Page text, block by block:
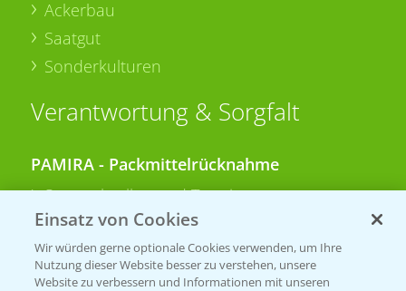
Ackerbau
Saatgut
Sonderkulturen
Verantwortung & Sorgfalt
PAMIRA - Packmittelrücknahme
Sammelstellen und Termine
PRE - Chemikalien sicher entsorgen
Sammelstellen und Termine
Einsatz von Cookies
Wir würden gerne optionale Cookies verwenden, um Ihre
Nutzung dieser Website besser zu verstehen, unsere
Website zu verbessern und Informationen mit unseren